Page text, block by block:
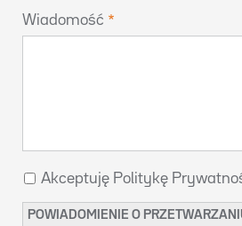
Wiadomość
Akceptuję Politykę
POWIADOMIENIE O